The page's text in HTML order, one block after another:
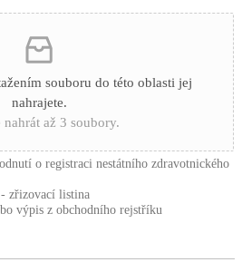
souboru do této oblasti jej
nahrajete.
nahrát až 3 soubory.
o registraci nestátního zdravotnického
zřizovací listina
výpis z obchodního rejstříku